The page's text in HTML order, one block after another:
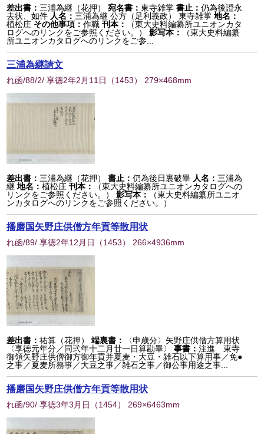
差出書： 三浦為継（花押） 宛名書：東寺雑掌 書止：仍為後證永
去状、如件 人名： 三浦為継 公方（足利義政） 東寺雑掌 地名：
植松庄 その他事項：作職 刊本：
（東大史料編纂所ユニオンカタ
ログへのリンクをご参照ください。）
影写本：
（東大史料編纂
所ユニオンカタログへのリンクをご参...
三浦為継請文
れ函/88/2/ 享徳2年2月11日 （1453） 279×468mm
差出書： 三浦為継（花押） 書止：仍為後日裏破畢 人名： 三浦為
継 地名：植松庄 刊本：
（東大史料編纂所ユニオンカタログへの
リンクをご参照ください。）
影写本：
（東大史料編纂所ユニオ
ンカタログへのリンクをご参照ください。）
播磨国矢野庄供僧方年貢等散用状
れ函/89/ 享徳2年12月日 （1453） 266×4936mm
差出書：祐算（花押） 端裏書：
〈申歳分〉矢野庄供僧方算用状
〈享徳元年分／同弐年十二月廿一日算勘畢〉
事書：注進 東寺
御領矢野庄供僧御方御年貢并夏麦・大豆・雑石以下算用事／免●
之事／夏麦所務事／大豆之事／雑石之事／御公事用途之事...
播磨国矢野庄供僧方年貢等散用状
れ函/90/ 享徳3年3月日 （1454） 269×6463mm